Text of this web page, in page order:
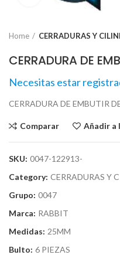
Home CERRADURAS Y
CERRADURA DE
Necesitas estar
CERRADURA DE EMBUTIR
Comparar Añadir a
SKU: 0047-122913-
Category: CERRADURAS Y
Grupo: 0047
Marca: RABBIT
Medidas: 25MM
Bulto: 6 PIEZAS